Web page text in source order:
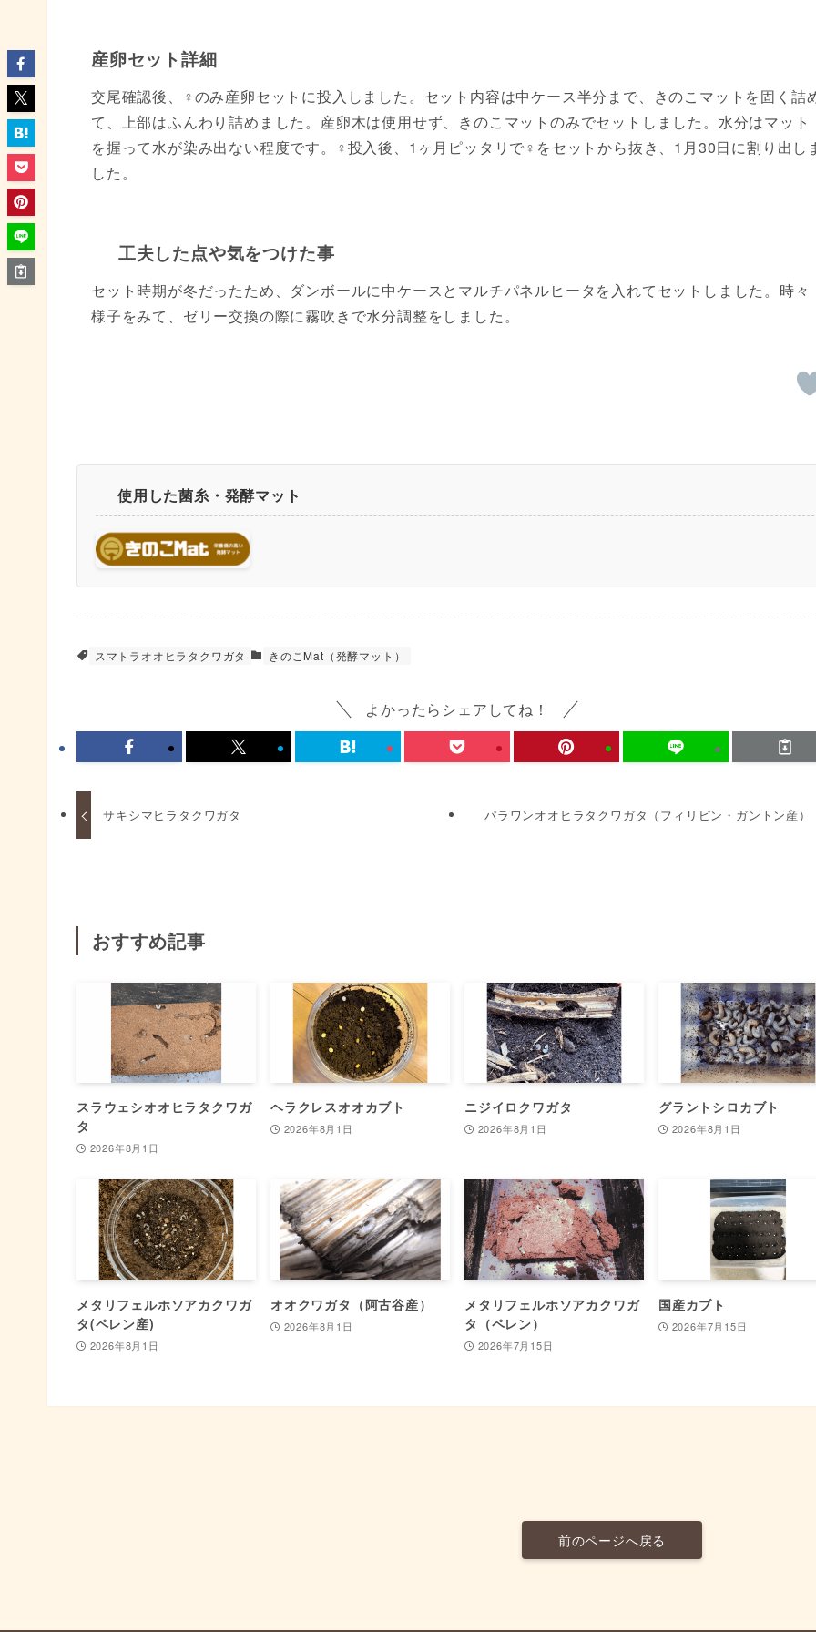
産卵セット詳細
交尾確認後、♀のみ産卵セットに投入しました。セット内容は中ケース半分まで、きのこマットを固く詰
て、上部はふんわり詰めました。産卵木は使用せず、きのこマットのみでセットしました。水分はマット
を握って水が染み出ない程度です。♀投入後、1ヶ月ピッタリで♀をセットから抜き、1月30日に割り出し
した。
工夫した点や気をつけた事
セット時期が冬だったため、ダンボールに中ケースとマルチパネルヒータを入れてセットしました。時々
様子をみて、ゼリー交換の際に霧吹きで水分調整をしました。
使用した菌糸・発酵マット
スマトラオオヒラタクワガタ きのこMat（発酵マット）
よかったらシェアしてね！
サキシマヒラタクワガタ パラワンオオヒラタクワガタ（フィリピン・ガントン産）
おすすめ記事
スラウェシオオヒラタクワガ
タ
2026年8月1日
ヘラクレスオオカブト
2026年8月1日
ニジイロクワガタ
2026年8月1日
グラントシロカブト
2026年8月1日
メタリフェルホソアカクワガ
タ(ペレン産)
2026年8月1日
オオクワガタ（阿古谷産）
2026年8月1日
メタリフェルホソアカクワガ
タ（ペレン）
2026年7月15日
国産カブト
2026年7月15日
前のページへ戻る